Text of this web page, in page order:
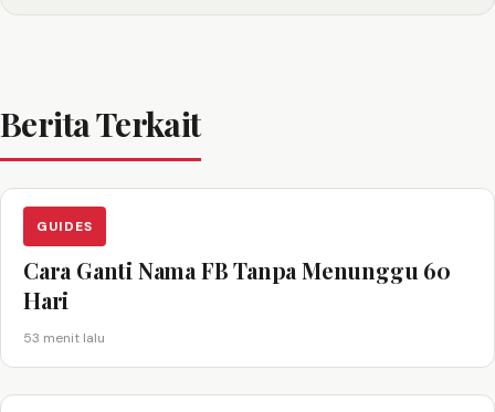
Berita Terkait
GUIDES
Cara Ganti Nama FB Tanpa Menunggu 60
Hari
53 menit lalu